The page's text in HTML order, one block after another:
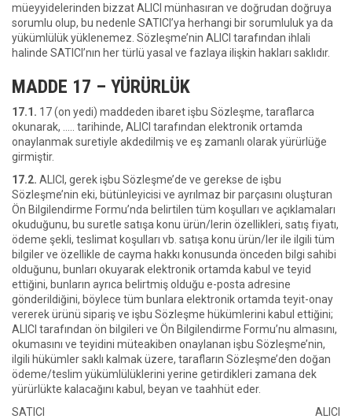
müeyyidelerinden bizzat ALICI münhasıran ve doğrudan doğruya
sorumlu olup, bu nedenle SATICI’ya herhangi bir sorumluluk ya da
yükümlülük yüklenemez. Sözleşme’nin ALICI tarafından ihlali
halinde SATICI’nın her türlü yasal ve fazlaya ilişkin hakları saklıdır.
MADDE 17 – YÜRÜRLÜK
17.1. 17 (on yedi) maddeden ibaret işbu Sözleşme, taraflarca
okunarak, ….. tarihinde, ALICI tarafından elektronik ortamda
onaylanmak suretiyle akdedilmiş ve eş zamanlı olarak yürürlüğe
girmiştir.
17.2. ALICI, gerek işbu Sözleşme’de ve gerekse de işbu
Sözleşme’nin eki, bütünleyicisi ve ayrılmaz bir parçasını oluşturan
Ön Bilgilendirme Formu’nda belirtilen tüm koşulları ve açıklamaları
okuduğunu, bu suretle satışa konu ürün/lerin özellikleri, satış fiyatı,
ödeme şekli, teslimat koşulları vb. satışa konu ürün/ler ile ilgili tüm
bilgiler ve özellikle de cayma hakkı konusunda önceden bilgi sahibi
olduğunu, bunları okuyarak elektronik ortamda kabul ve teyid
ettiğini, bunların ayrıca belirtmiş olduğu e-posta adresine
gönderildiğini, böylece tüm bunlara elektronik ortamda teyit-onay
vererek ürünü sipariş ve işbu Sözleşme hükümlerini kabul ettiğini;
ALICI tarafından ön bilgileri ve Ön Bilgilendirme Formu’nu almasını,
okumasını ve teyidini müteakiben onaylanan işbu Sözleşme’nin,
ilgili hükümler saklı kalmak üzere, tarafların Sözleşme’den doğan
ödeme/teslim yükümlülüklerini yerine getirdikleri zamana dek
yürürlükte kalacağını kabul, beyan ve taahhüt eder.
SATICI
ALICI